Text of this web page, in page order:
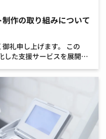
作の取り組みについて
礼申し上げます。 この
した支援サービスを展開す
みが紹介されました […]